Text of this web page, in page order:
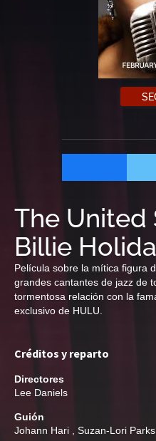
The United
Billie
Película sobre la mítica figura
grandes cantantes de jazz de
tormentosa relación con la
exclusivo de HULU.
Créditos y reparto
Directores
Lee Daniels
Guión
Johann Hari
Suzan-Lori Parks